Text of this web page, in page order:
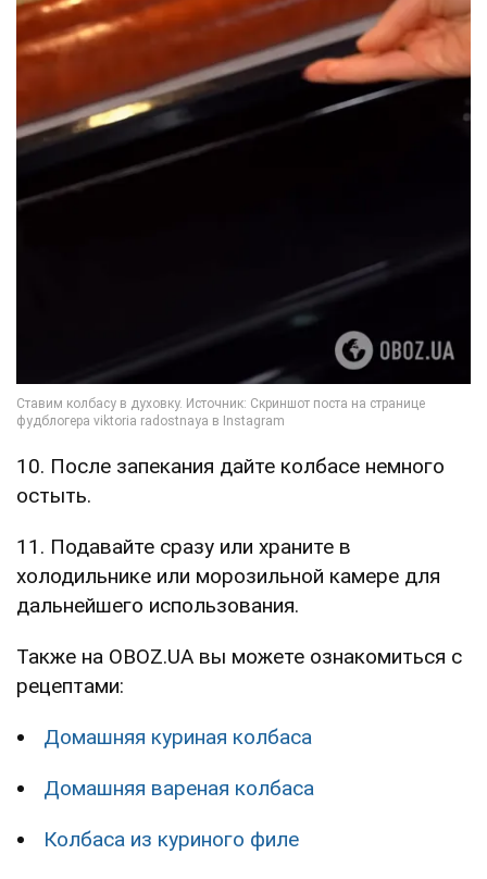
10. После запекания дайте колбасе немного
остыть.
11. Подавайте сразу или храните в
холодильнике или морозильной камере для
дальнейшего использования.
Также на OBOZ.UA вы можете ознакомиться с
рецептами:
Домашняя куриная колбаса
Домашняя вареная колбаса
Колбаса из куриного филе